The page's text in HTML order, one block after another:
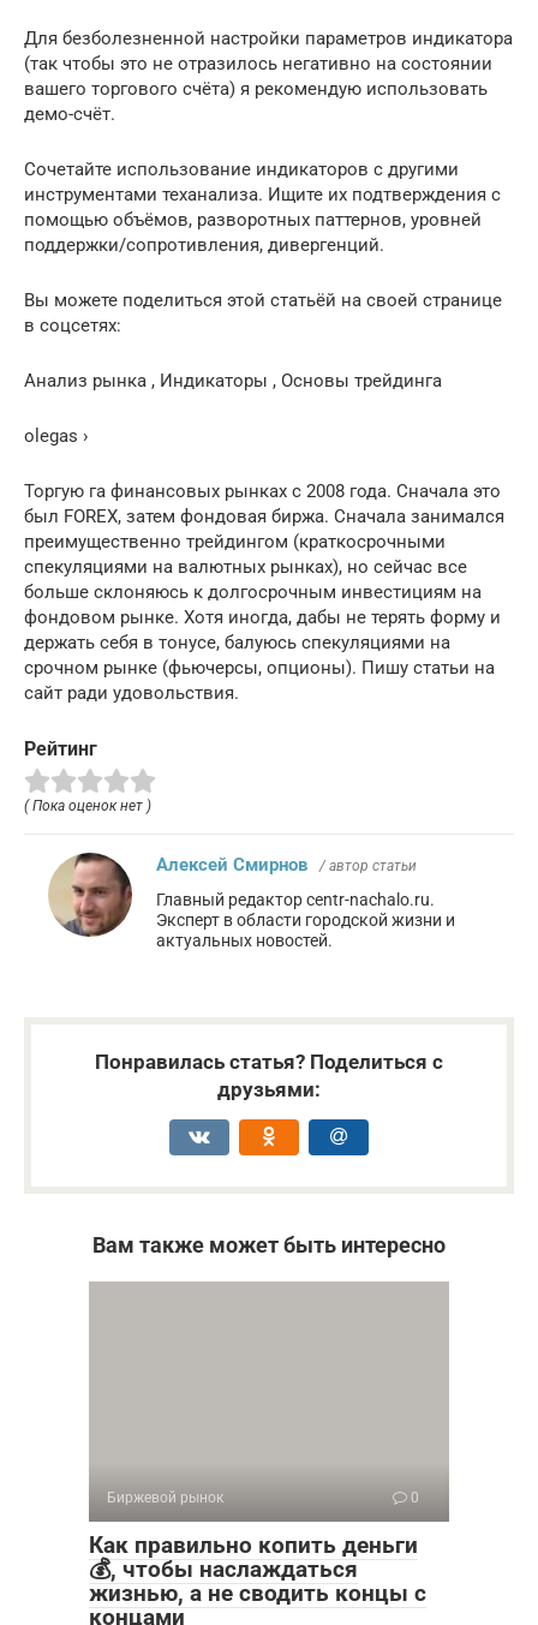
Для безболезненной настройки параметров индикатора
(так чтобы это не отразилось негативно на состоянии
вашего торгового счёта) я рекомендую использовать
демо-счёт.
Сочетайте использование индикаторов с другими
инструментами теханализа. Ищите их подтверждения с
помощью объёмов, разворотных паттернов, уровней
поддержки/сопротивления, дивергенций.
Вы можете поделиться этой статьёй на своей странице
в соцсетях:
Анализ рынка , Индикаторы , Основы трейдинга
olegas ›
Торгую га финансовых рынках с 2008 года. Сначала это
был FOREX, затем фондовая биржа. Сначала занимался
преимущественно трейдингом (краткосрочными
спекуляциями на валютных рынках), но сейчас все
больше склоняюсь к долгосрочным инвестициям на
фондовом рынке. Хотя иногда, дабы не терять форму и
держать себя в тонусе, балуюсь спекуляциями на
срочном рынке (фьючерсы, опционы). Пишу статьи на
сайт ради удовольствия.
Рейтинг
( Пока оценок нет )
Алексей Смирнов / автор статьи
Главный редактор centr-nachalo.ru.
Эксперт в области городской жизни и
актуальных новостей.
Понравилась статья? Поделиться с
друзьями:
Вам также может быть интересно
Биржевой рынок 0
Как правильно копить деньги
💰, чтобы наслаждаться
жизнью, а не сводить концы с
концами